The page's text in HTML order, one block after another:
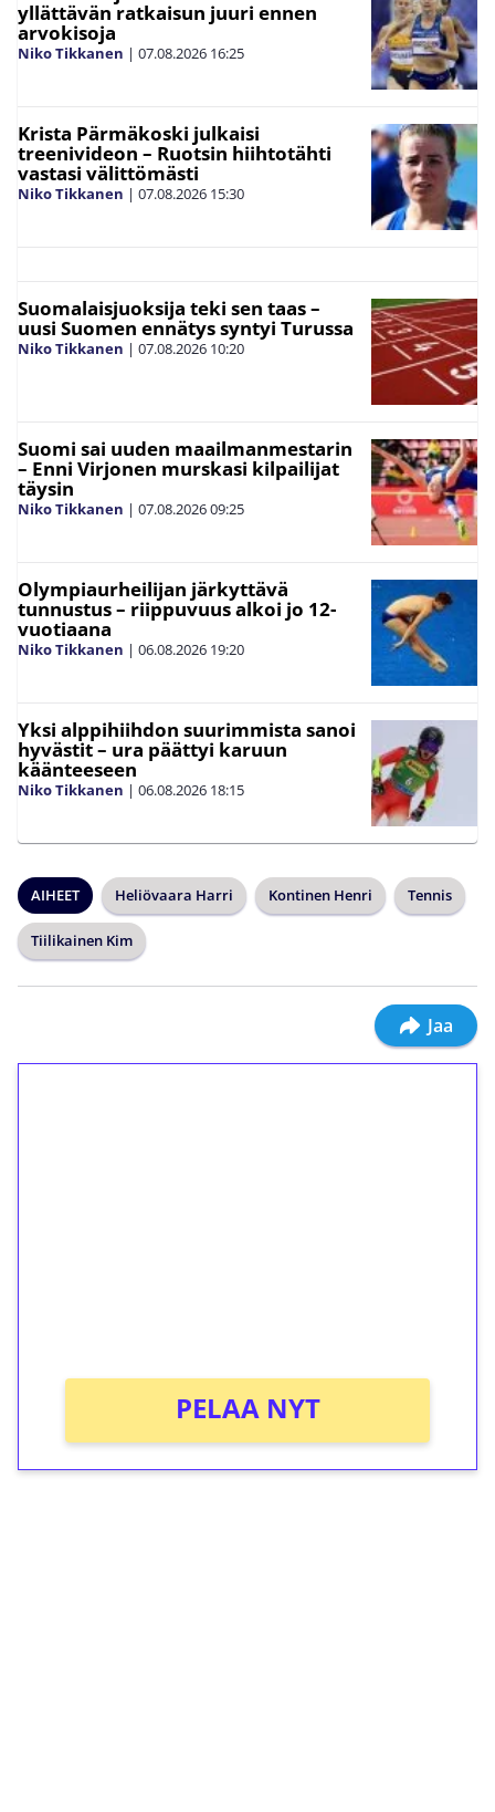
yllättävän ratkaisun juuri ennen
arvokisoja
Niko Tikkanen | 07.08.2026 16:25
Krista Pärmäkoski julkaisi
treenivideon – Ruotsin hiihtotähti
vastasi välittömästi
Niko Tikkanen | 07.08.2026 15:30
Suomalaisjuoksija teki sen taas –
uusi Suomen ennätys syntyi Turussa
Niko Tikkanen | 07.08.2026 10:20
Suomi sai uuden maailmanmestarin
– Enni Virjonen murskasi kilpailijat
täysin
Niko Tikkanen | 07.08.202609:25
Olympiaurheilijan järkyttävä
tunnustus – riippuvuus alkoi jo 12-
vuotiaana
Niko Tikkanen | 06.08.2026 19:20
Yksi alppihiihdon suurimmista sanoi
hyvästit – ura päättyi karuun
käänteeseen
Niko Tikkanen | 06.08.2026 18:15
AIHEET Heliövaara Harri Kontinen Henri Tennis
Tiilikainen Kim
Jaa
PELAA NYT